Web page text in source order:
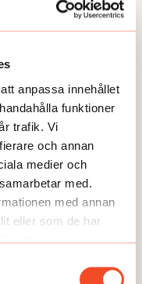
anpassa innehållet
funktioner
trafik. Vi
och annan
medier och
med.
med annan
eller som de har
bruk på Feelgood
Redaktionen är
Vi stödjer inte något